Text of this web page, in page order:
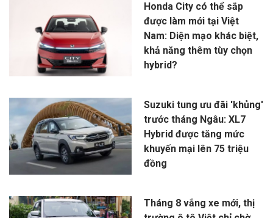
Honda City có thể sắp
được làm mới tại Việt
Nam: Diện mạo khác biệt,
khả năng thêm tùy chọn
hybrid?
Suzuki tung ưu đãi 'khủng'
trước tháng Ngâu: XL7
Hybrid được tăng mức
khuyến mại lên 75 triệu
đồng
Tháng 8 vắng xe mới, thị